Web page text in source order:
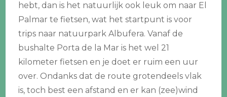
hebt, dan is het natuurlijk ook leuk om naar El
Palmar te fietsen, wat het startpunt is voor
trips naar natuurpark Albufera. Vanaf de
bushalte Porta de la Mar is het wel 21
kilometer fietsen en je doet er ruim een uur
over. Ondanks dat de route grotendeels vlak
is, toch best een afstand en er kan (zee)wind